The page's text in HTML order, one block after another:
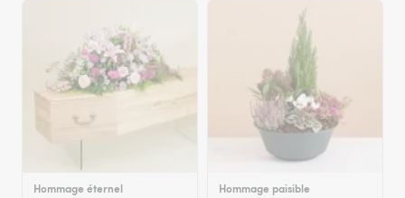
Hommage éternel Hommage paisible